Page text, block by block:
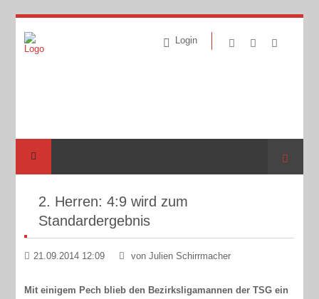
Login
Suche
2. Herren: 4:9 wird zum
Standardergebnis
21.09.2014 12:09 von Julien Schirrmacher
Mit einigem Pech blieb den Bezirksligamannen der TSG ein